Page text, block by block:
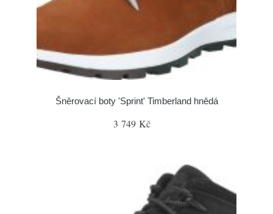
Šněrovací boty 'Sprint' Timberland hnědá
3 749 Kč